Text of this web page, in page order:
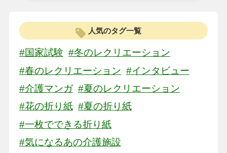
人気のタグ一覧
#国家試験 #冬のレクリエーション
#春のレクリエーション #インタビュー
#介護マンガ #夏のレクリエーション
#花の折り紙 #夏の折り紙
#一枚でできる折り紙
#気になるあの介護施設